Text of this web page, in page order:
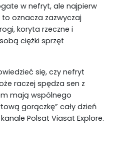
w nefryt, ale najpierw
oznacza zazwyczaj
koryta rzeczne i
ciężki sprzęt
się, czy nefryt
raczej spędza sen z
mają wspólnego
gorączkę” cały dzień
Polsat Viasat Explore.